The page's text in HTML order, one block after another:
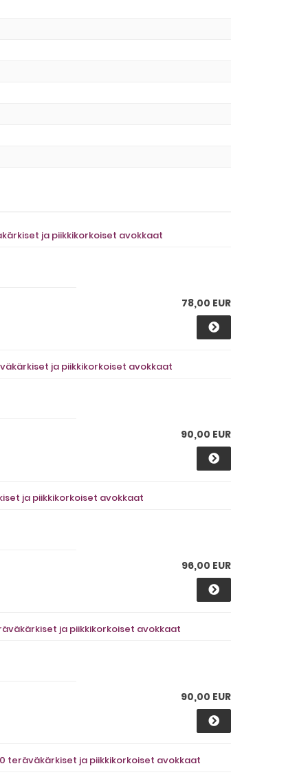
ja piikkikorkoiset avokkaat
78,00 EUR
ja piikkikorkoiset avokkaat
90,00 EUR
ja piikkikorkoiset avokkaat
96,00 EUR
ja piikkikorkoiset avokkaat
90,00 EUR
teräväkärkiset ja piikkikorkoiset avokkaat